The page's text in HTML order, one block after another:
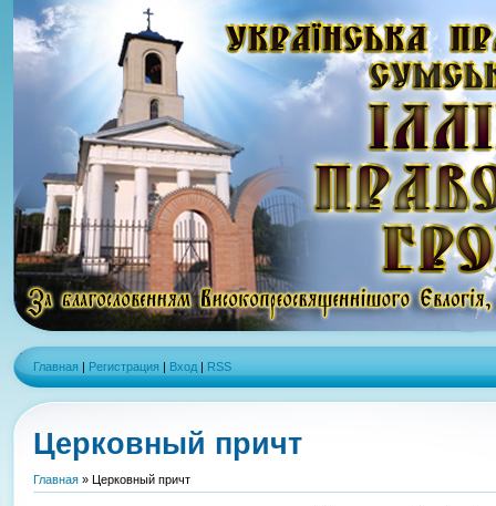
Главная | Регистрация | Вход | RSS
Церковный причт
Главная » Церковный причт